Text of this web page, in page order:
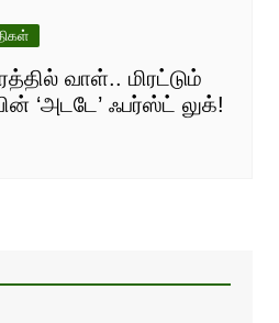
வாள்.. மிரட்டும்
‘அடடே’ ஃபர்ஸ்ட் லுக்!